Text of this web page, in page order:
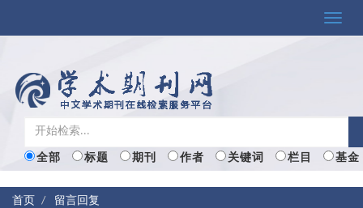
Toggle
全部 标题 期刊 作者 关键词 栏目 基金
首页 留言回复